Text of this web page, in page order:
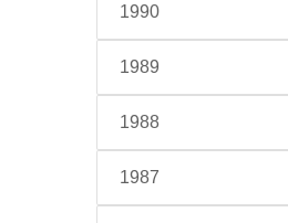
1990
1989
1988
1987